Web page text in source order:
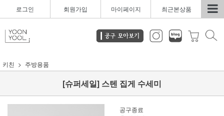
로그인 회원가입 마이페이지 최근본상품
키친 주방용품
[슈퍼세일] 스텐 집게 수세미
공구종료